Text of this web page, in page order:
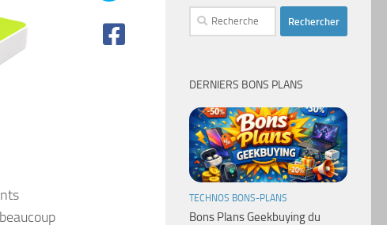
Rechercher :
DERNIERS BONS PLANS
TECHNOS BONS-PLANS
Bons Plans Geekbuying du